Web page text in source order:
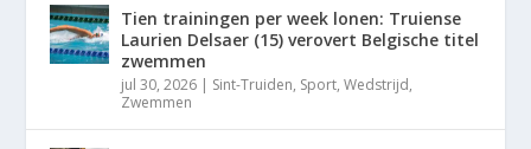
Tien trainingen per week lonen: Truiense
Laurien Delsaer (15) verovert Belgische titel
zwemmen
jul 30, 2026 | Sint-Truiden, Sport,Wedstrijd,
Zwemmen